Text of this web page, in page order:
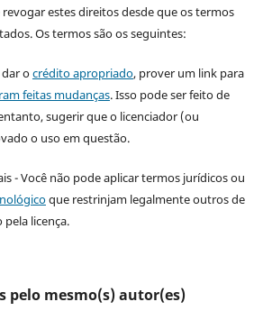
estes direitos desde que os termos
Os termos são os seguintes:
ocrédito apropriado, prover um link para
feitas mudanças. Isso pode ser feito de
sugerir que o licenciador (ou
o uso em questão.
- Você não pode aplicar termos jurídicos ou
que restrinjam legalmente outros de
licença.
pelo mesmo(s) autor(es)